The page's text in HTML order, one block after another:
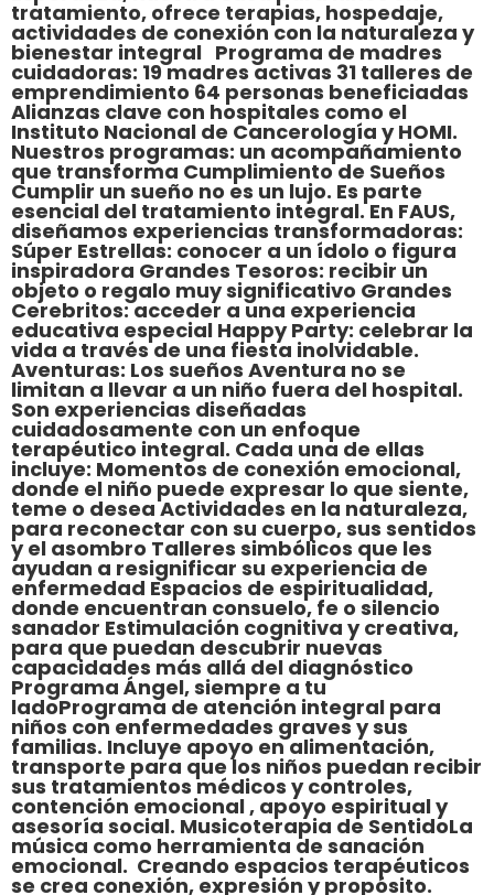
tratamiento, ofrece terapias, hospedaje,
actividades de conexión con la naturaleza y
bienestar integral Programa de madres
cuidadoras: 19 madres activas 31 talleres de
emprendimiento 64 personas beneficiadas
Alianzas clave con hospitales como el
Instituto Nacional de Cancerología y HOMI.
Nuestros programas: un acompañamiento
que transforma Cumplimiento de Sueños
Cumplir un sueño no es un lujo. Es parte
esencial del tratamiento integral. En FAUS,
diseñamos experiencias transformadoras:
Súper Estrellas: conocer a un ídolo o figura
inspiradora Grandes Tesoros: recibir un
objeto o regalo muy significativo Grandes
Cerebritos: acceder a una experiencia
educativa especial Happy Party: celebrar la
vida a través de una fiesta inolvidable.
Aventuras: Los sueños Aventura no se
limitan a llevar a un niño fuera del hospital.
Son experiencias diseñadas
cuidadosamente con un enfoque
terapéutico integral. Cada una de ellas
incluye: Momentos de conexión emocional,
donde el niño puede expresar lo que siente,
teme o desea Actividades en la naturaleza,
para reconectar con su cuerpo, sus sentidos
y el asombro Talleres simbólicos que les
ayudan a resignificar su experiencia de
enfermedad Espacios de espiritualidad,
donde encuentran consuelo, fe o silencio
sanador Estimulación cognitiva y creativa,
para que puedan descubrir nuevas
capacidades más allá del diagnóstico
Programa Ángel, siempre a tu
ladoPrograma de atención integral para
niños con enfermedades graves y sus
familias. Incluye apoyo en alimentación,
transporte para que los niños puedan recibir
sus tratamientos médicos y controles,
contención emocional , apoyo espiritual y
asesoría social. Musicoterapia de SentidoLa
música como herramienta de sanación
emocional. Creando espacios terapéuticos
se crea conexión, expresión y propósito.